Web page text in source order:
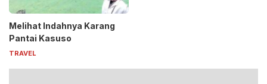
Melihat Indahnya Karang
Pantai Kasuso
TRAVEL